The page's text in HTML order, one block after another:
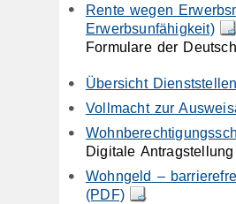
Rente wegen
Erwerbsunfähigkeit)
Formulare der
Übersicht
Vollmacht zur
Digitale
Wohngeld –
(PDF)